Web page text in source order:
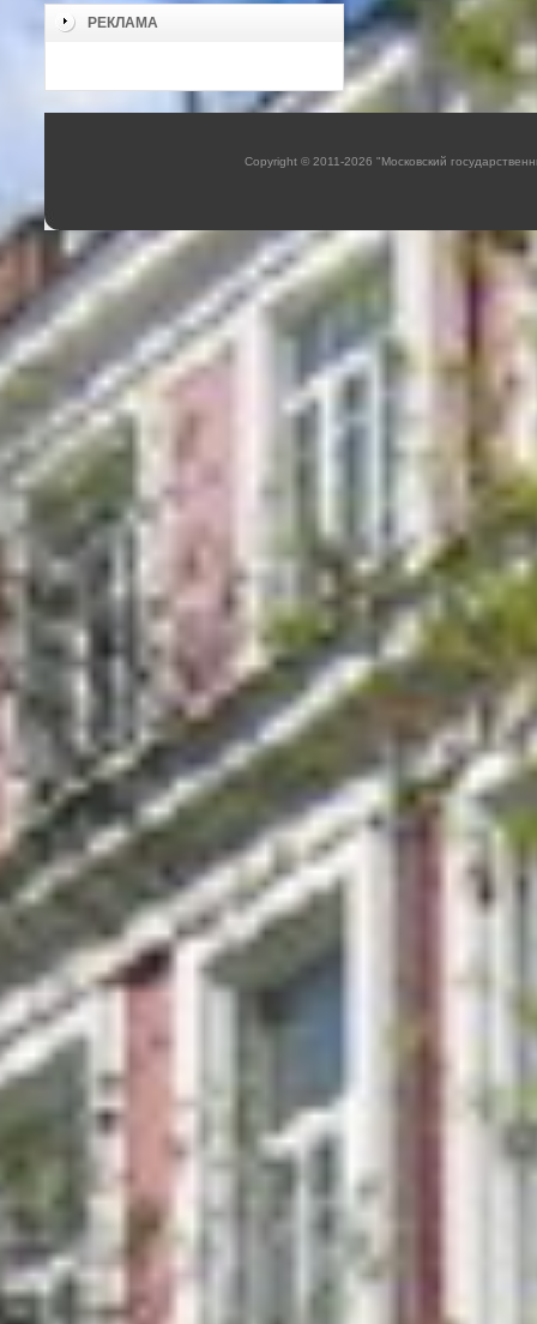
РЕКЛАМА
Copyright © 2011-2026 "Московский